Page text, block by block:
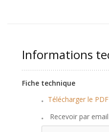
Informations
Fiche technique
Télécharger le PDF
Recevoir par email